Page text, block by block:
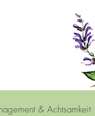
& Achtsamkeit